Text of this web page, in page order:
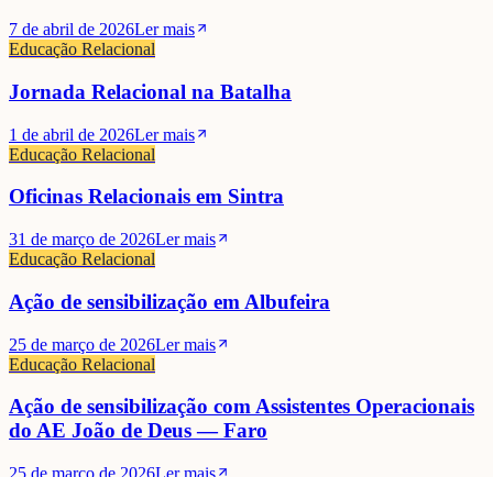
7 de abril de 2026Ler mais
Educação Relacional
Jornada Relacional na Batalha
1 de abril de 2026Ler mais
Educação Relacional
Oficinas Relacionais em Sintra
31 de março de 2026Ler mais
Educação Relacional
Ação de sensibilização em Albufeira
25 de março de 2026Ler mais
Educação Relacional
Ação de sensibilização com Assistentes Operacionais
do AE João de Deus — Faro
25 de março de 2026Ler mais